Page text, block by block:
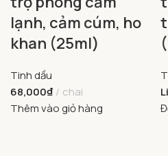
lạnh, cảm cúm, ho
khan (25ml)
Tinh dầu
68,000₫
chai
Thêm vào giỏ hàng